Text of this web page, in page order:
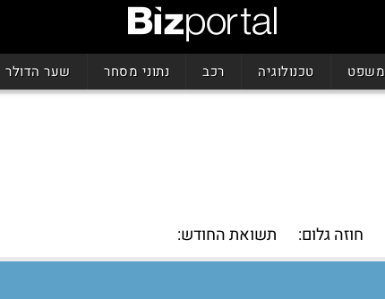
משפט טכנולוגיה רכב נתוני מסחר שער הדולר
חוזה גלום: תשואת החודש: